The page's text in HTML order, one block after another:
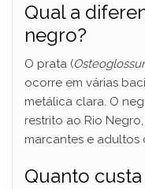
Qual a
negro?
O prata (
ocorre em várias
metálica clara. O
restrito ao Rio
marcantes e adultos
Quanto